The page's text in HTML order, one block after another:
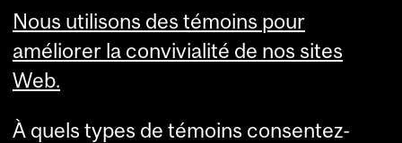
Services aux étudiants
Nous utilisons des témoins pour
améliorer la convivialité de nos sites
Web.
À quels types de témoins consentez-